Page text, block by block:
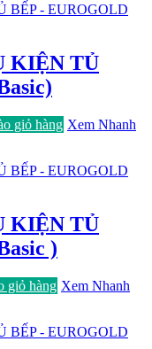
KIỆN TỦ
giỏ hàng Xem Nhanh
KIỆN TỦ
)
giỏ hàng Xem Nhanh